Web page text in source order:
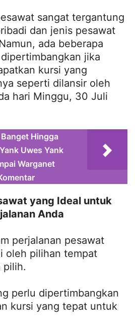
sangat tergantung
dan jenis pesawat
ada beberapa
jika
kursi yang
seperti dilansir oleh
hari Minggu, 30 Juli
Hingga
Uwes Yank
Warganet
yang Ideal untuk
Anda
perjalanan pesawat
oleh pilihan tempat
pilih.
perlu dipertimbangkan
kursi yang tepat untuk